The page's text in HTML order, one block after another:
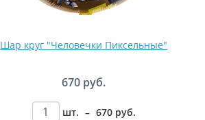
Шар круг "Человечки Пиксельные"
670 руб.
шт. – 670 руб.